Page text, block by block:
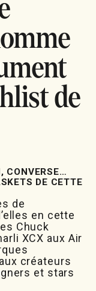
de
CONVERSE…
DE CETTE
de
en cette
Chuck
XCX aux Air
créateurs
et stars